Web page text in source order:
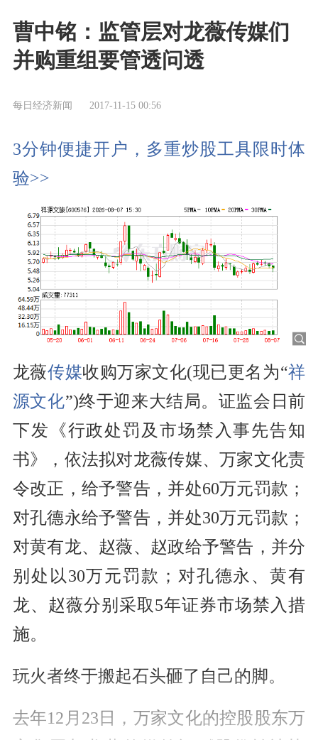
曹中铭：监管层对龙薇传媒们
并购重组要管透问透
每日经济新闻 2017-11-15 00:56
3分钟便捷开户，多重炒股工具限时体
验>>
龙薇传媒收购万家文化(现已更名为“祥
源文化”)终于迎来大结局。证监会日前
下发《行政处罚及市场禁入事先告知
书》，依法拟对龙薇传媒、万家文化责
令改正，给予警告，并处60万元罚款；
对孔德永给予警告，并处30万元罚款；
对黄有龙、赵薇、赵政给予警告，并分
别处以30万元罚款；对孔德永、黄有
龙、赵薇分别采取5年证券市场禁入措
施。
玩火者终于搬起石头砸了自己的脚。
去年12月23日，万家文化的控股股东万